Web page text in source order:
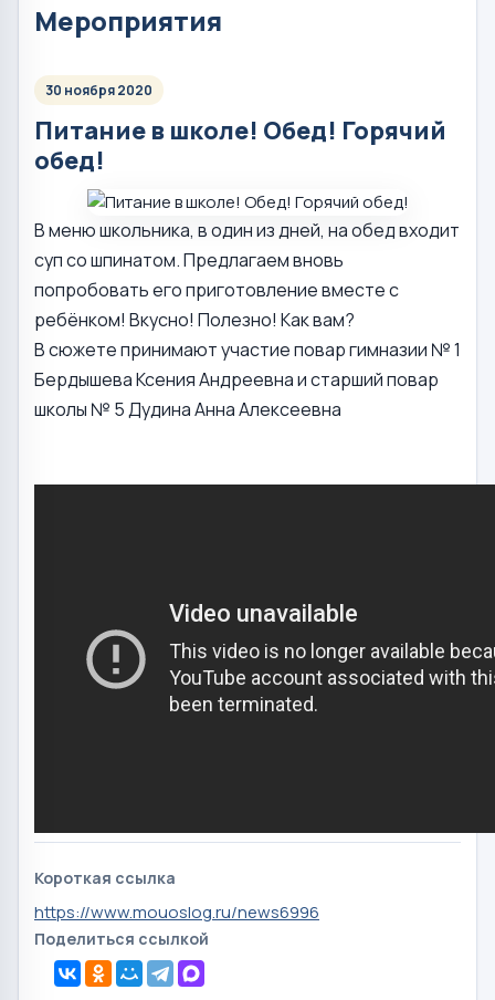
Мероприятия
30 ноября 2020
Питание в школе! Обед! Горячий
обед!
В меню школьника, в один из дней, на обед входит
суп со шпинатом. Предлагаем вновь
попробовать его приготовление вместе с
ребёнком! Вкусно! Полезно! Как вам?
В сюжете принимают участие повар гимназии № 1
Бердышева Ксения Андреевна и старший повар
школы № 5 Дудина Анна Алексеевна
Короткая ссылка
https://www.mouoslog.ru/news6996
Поделиться ссылкой